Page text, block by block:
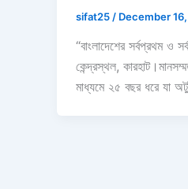
sifat25 / December
“বাংলাদেশের সর্বপ্রথম ও
কেন্দ্রস্থল,
মাধ্যমে ২৫ বছর ধরে যা